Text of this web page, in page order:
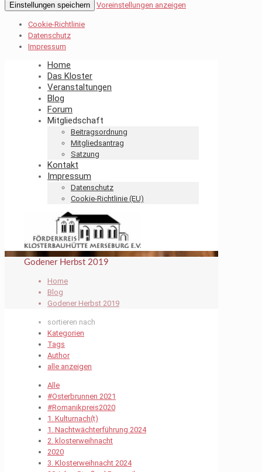
Einstellungen speichern
Voreinstellungen anzeigen
Cookie-Richtlinie
Datenschutz
Impressum
Home
Das Kloster
Veranstaltungen
Blog
Forum
Mitgliedschaft
Beitragsordnung
Mitgliedsantrag
Satzung
Kontakt
Impressum
Datenschutz
Cookie-Richtlinie (EU)
Godener Herbst 2019
Home
Blog
Godener Herbst 2019
sortieren nach
Kategorien
Tags
Author
alle anzeigen
Alle
#Osterbrunnen 2021
#Romanikpreis2020
1. Kulturnach(t)
1. Nachtwächterführung 2024
2. klosterweihnacht
2020
3. Klosterweihnacht 2024